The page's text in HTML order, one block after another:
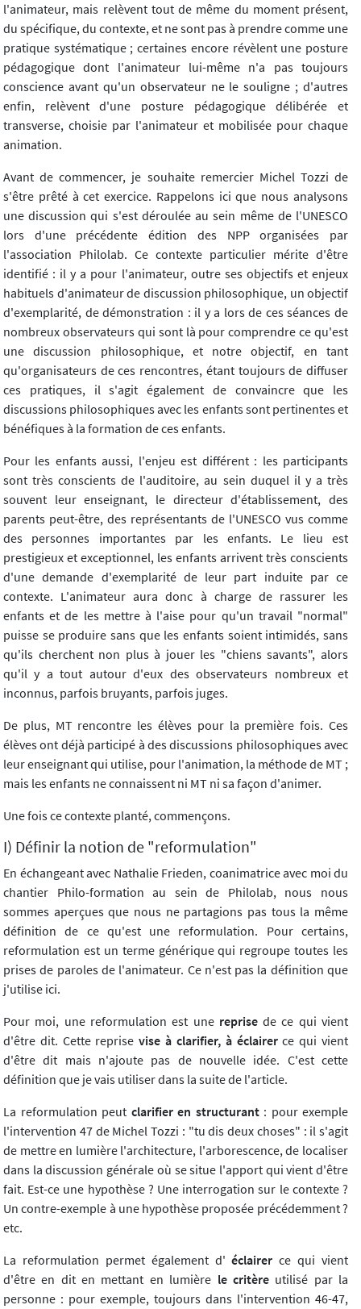
l'animateur, mais relèvent tout de même du moment présent,
du spécifique, du contexte, et ne sont pas à prendre comme une
pratique systématique ; certaines encore révèlent une posture
pédagogique dont l'animateur lui-même n'a pas toujours
conscience avant qu'un observateur ne le souligne ; d'autres
enfin, relèvent d'une posture pédagogique délibérée et
transverse, choisie par l'animateur et mobilisée pour chaque
animation.
Avant de commencer, je souhaite remercier Michel Tozzi de
s'être prêté à cet exercice. Rappelons ici que nous analysons
une discussion qui s'est déroulée au sein même de l'UNESCO
lors d'une précédente édition des NPP organisées par
l'association Philolab. Ce contexte particulier mérite d'être
identifié : il y a pour l'animateur, outre ses objectifs et enjeux
habituels d'animateur de discussion philosophique, un objectif
d'exemplarité, de démonstration : il y a lors de ces séances de
nombreux observateurs qui sont là pour comprendre ce qu'est
une discussion philosophique, et notre objectif, en tant
qu'organisateurs de ces rencontres, étant toujours de diffuser
ces pratiques, il s'agit également de convaincre que les
discussions philosophiques avec les enfants sont pertinentes et
bénéfiques à la formation de ces enfants.
Pour les enfants aussi, l'enjeu est différent : les participants
sont très conscients de l'auditoire, au sein duquel il y a très
souvent leur enseignant, le directeur d'établissement, des
parents peut-être, des représentants de l'UNESCO vus comme
des personnes importantes par les enfants. Le lieu est
prestigieux et exceptionnel, les enfants arrivent très conscients
d'une demande d'exemplarité de leur part induite par ce
contexte. L'animateur aura donc à charge de rassurer les
enfants et de les mettre à l'aise pour qu'un travail "normal"
puisse se produire sans que les enfants soient intimidés, sans
qu'ils cherchent non plus à jouer les "chiens savants", alors
qu'il y a tout autour d'eux des observateurs nombreux et
inconnus, parfois bruyants, parfois juges.
De plus, MT rencontre les élèves pour la première fois. Ces
élèves ont déjà participé à des discussions philosophiques avec
leur enseignant qui utilise, pour l'animation, la méthode de MT ;
mais les enfants ne connaissent ni MT ni sa façon d'animer.
Une fois ce contexte planté, commençons.
I) Définir la notion de "reformulation"
En échangeant avec Nathalie Frieden, coanimatrice avec moi du
chantier Philo-formation au sein de Philolab, nous nous
sommes aperçues que nous ne partagions pas tous la même
définition de ce qu'est une reformulation. Pour certains,
reformulation est un terme générique qui regroupe toutes les
prises de paroles de l'animateur. Ce n'est pas la définition que
j'utilise ici.
Pour moi, une reformulation est une reprisede ce qui vient
d'être dit. Cette reprisevise à clarifier,à éclairerce qui vient
d'être dit mais n'ajoute pas de nouvelle idée. C'est cette
définition que je vais utiliser dans la suite de l'article.
La reformulation peut clarifier en structurant : pour exemple
l'intervention 47 de Michel Tozzi : "tu dis deux choses" : il s'agit
de mettre en lumière l'architecture, l'arborescence, de localiser
dans la discussion générale où se situe l'apport qui vient d'être
fait. Est-ce une hypothèse ? Une interrogation sur le contexte ?
Un contre-exemple à une hypothèse proposée précédemment ?
etc.
La reformulation permet également d' éclairerce qui vient
d'être en dit en mettant en lumière le critèreutilisé par la
personne : pour exemple, toujours dans l'intervention 46-47,